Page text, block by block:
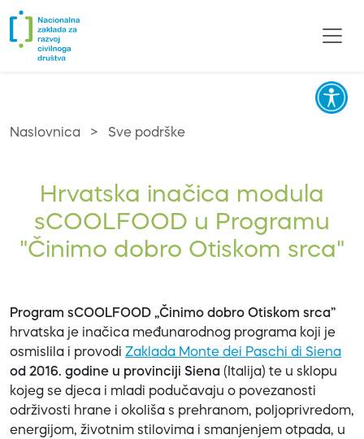
Naslovnica > Sve podrške
Hrvatska inačica modula
sCOOLFOOD u Programu
"Činimo dobro Otiskom srca"
Program sCOOLFOOD „Činimo dobro Otiskom srca”
hrvatska je inačica međunarodnog programa koji je
osmislila i provodi Zaklada Monte dei Paschi di Siena
od 2016. godine u provinciji Siena (Italija) te u sklopu
kojeg se djeca i mladi podučavaju o povezanosti
održivosti hrane i okoliša s prehranom, poljoprivredom,
energijom, životnim stilovima i smanjenjem otpada, u